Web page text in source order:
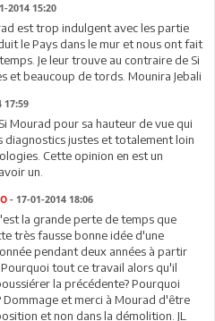
2014 15:20
est trop indulgent avec les partie
le Pays dans le mur et nous ont fait
Je leur trouve au contraire de Si
et beaucoup de tords. Mounira Jebali
17:59
Mourad pour sa hauteur de vue qui
diagnostics justes et totalement loin
Cette opinion en est un
un.
- 17-01-2014 18:06
la grande perte de temps que
très fausse bonne idée d'une
pendant deux années à partir
tout ce travail alors qu'il
la précédente? Pourquoi
et merci à Mourad d'être
et non dans la démolition. JL